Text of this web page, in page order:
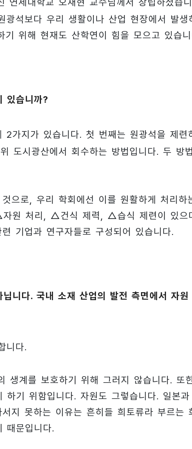
세대학교 오재현 교수님께서 창립하셨습
광석보다 우리 생활이나 산업 현장에서 발생
위해 현재도 산학연이 힘을 모으고 있습니
있습니까?
가지가 있습니다. 첫 번째는 원광석을 제련
도시광산에서 회수하는 방법입니다. 두 방
으로, 우리 학회에선 이를 원활하게 처리하
자원 처리, △건식 제력, △습식 제련이 있으
기업과 연구자들로 구성되어 있습니다.
니다. 국내 소재 산업의 발전 측면에서 자원
니다.
생계를 보호하기 위해 그러지 않습니다. 또
기 위함입니다. 자원도 그렇습니다. 일본
지 못하는 이유는 흔히들 희토류라 부르는
때문입니다.